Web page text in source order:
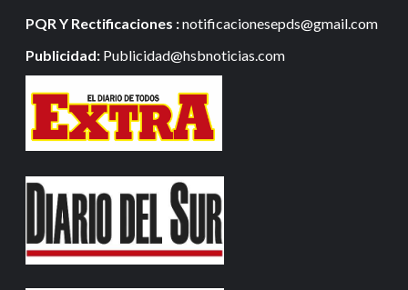
PQR Y Rectificaciones :notificacionesepds@gmail.com
Publicidad: Publicidad@hsbnoticias.com